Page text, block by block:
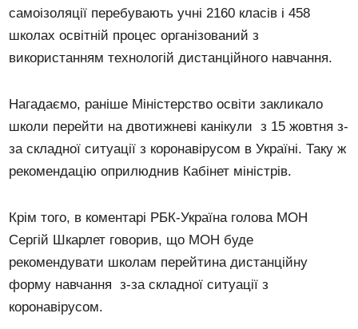
самоізоляції перебувають учні 2160 класів і 458
школах освітній процес організований з
використанням технологій дистанційного навчання.
Нагадаємо, раніше Міністерство освіти закликало
школи перейти на двотижневі канікули з 15 жовтня з-
за складної ситуації з коронавірусом в Україні. Таку ж
рекомендацію оприлюднив Кабінет міністрів.
Крім того, в коментарі РБК-Україна голова МОН
Сергій Шкарлет говорив, що МОН буде
рекомендувати школам перейтина дистанційну
форму навчання з-за складної ситуації з
коронавірусом.